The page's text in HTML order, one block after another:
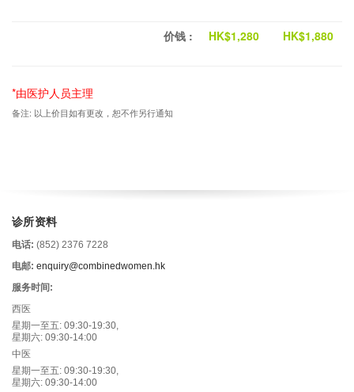
价钱 : HK$1,280 HK$1,880
*由医护人员主理
备注: 以上价目如有更改，恕不作另行通知
诊所资料
电话: (852) 2376 7228
电邮: enquiry@combinedwomen.hk
服务时间:
西医
星期一至五: 09:30-19:30,
星期六: 09:30-14:00
中医
星期一至五: 09:30-19:30,
星期六: 09:30-14:00